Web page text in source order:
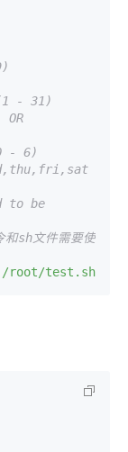
- 31)
- 6)
to be
sh文件需要使
/root/test.sh